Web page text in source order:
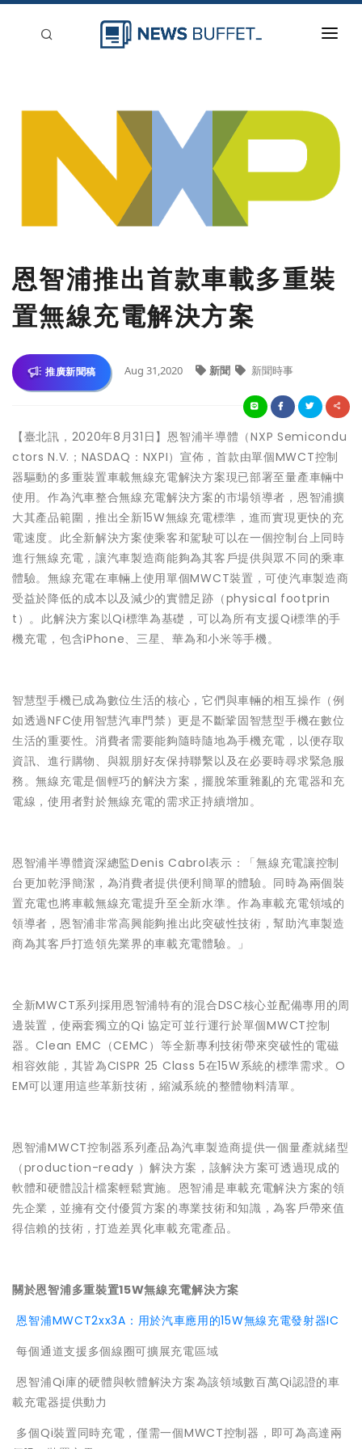
新聞稿分類
刊登
恩智浦推出首款車載多重裝
置無線充電解決方案
推廣新聞稿 Aug 31,2020 新聞 新聞時事
【臺北訊，2020年8月31日】恩智浦半導體（NXP Semicondu
ctors N.V.；NASDAQ：NXPI）宣佈，首款由單個MWCT控制
器驅動的多重裝置車載無線充電解決方案現已部署至量產車輛中
使用。作為汽車整合無線充電解決方案的市場領導者，恩智浦擴
大其產品範圍，推出全新15W無線充電標準，進而實現更快的充
電速度。此全新解決方案使乘客和駕駛可以在一個控制台上同時
進行無線充電，讓汽車製造商能夠為其客戶提供與眾不同的乘車
體驗。無線充電在車輛上使用單個MWCT裝置，可使汽車製造商
受益於降低的成本以及減少的實體足跡（physical footprin
t）。此解決方案以Qi標準為基礎，可以為所有支援Qi標準的手
機充電，包含iPhone、三星、華為和小米等手機。
智慧型手機已成為數位生活的核心，它們與車輛的相互操作（例
如透過NFC使用智慧汽車門禁）更是不斷鞏固智慧型手機在數位
生活的重要性。消費者需要能夠隨時隨地為手機充電，以便存取
資訊、進行購物、與親朋好友保持聯繫以及在必要時尋求緊急服
務。無線充電是個輕巧的解決方案，擺脫笨重雜亂的充電器和充
電線，使用者對於無線充電的需求正持續增加。
恩智浦半導體資深總監Denis Cabrol表示：「無線充電讓控制
台更加乾淨簡潔，為消費者提供便利簡單的體驗。同時為兩個裝
置充電也將車載無線充電提升至全新水準。作為車載充電領域的
領導者，恩智浦非常高興能夠推出此突破性技術，幫助汽車製造
商為其客戶打造領先業界的車載充電體驗。」
全新MWCT系列採用恩智浦特有的混合DSC核心並配備專用的周
邊裝置，使兩套獨立的Qi 協定可並行運行於單個MWCT控制
器。Clean EMC（CEMC）等全新專利技術帶來突破性的電磁
相容效能，其皆為CISPR 25 Class 5在15W系統的標準需求。O
EM可以運用這些革新技術，縮減系統的整體物料清單。
恩智浦MWCT控制器系列產品為汽車製造商提供一個量產就緒型
（production-ready ）解決方案，該解決方案可透過現成的
軟體和硬體設計檔案輕鬆實施。恩智浦是車載充電解決方案的領
先企業，並擁有交付優質方案的專業技術和知識，為客戶帶來值
得信賴的技術，打造差異化車載充電產品。
關於恩智浦多重裝置15W無線充電解決方案
恩智浦MWCT2xx3A：用於汽車應用的15W無線充電發射器IC
 每個通道支援多個線圈可擴展充電區域
 恩智浦Qi庫的硬體與軟體解決方案為該領域數百萬Qi認證的車
載充電器提供動力
 多個Qi裝置同時充電，僅需一個MWCT控制器，即可為高達兩